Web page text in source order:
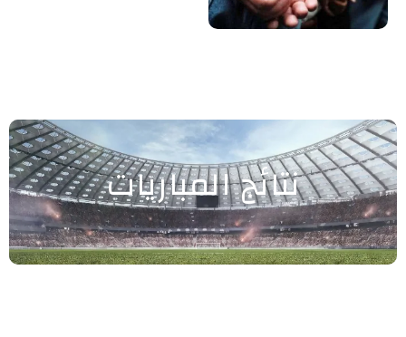
نتائج المباريات